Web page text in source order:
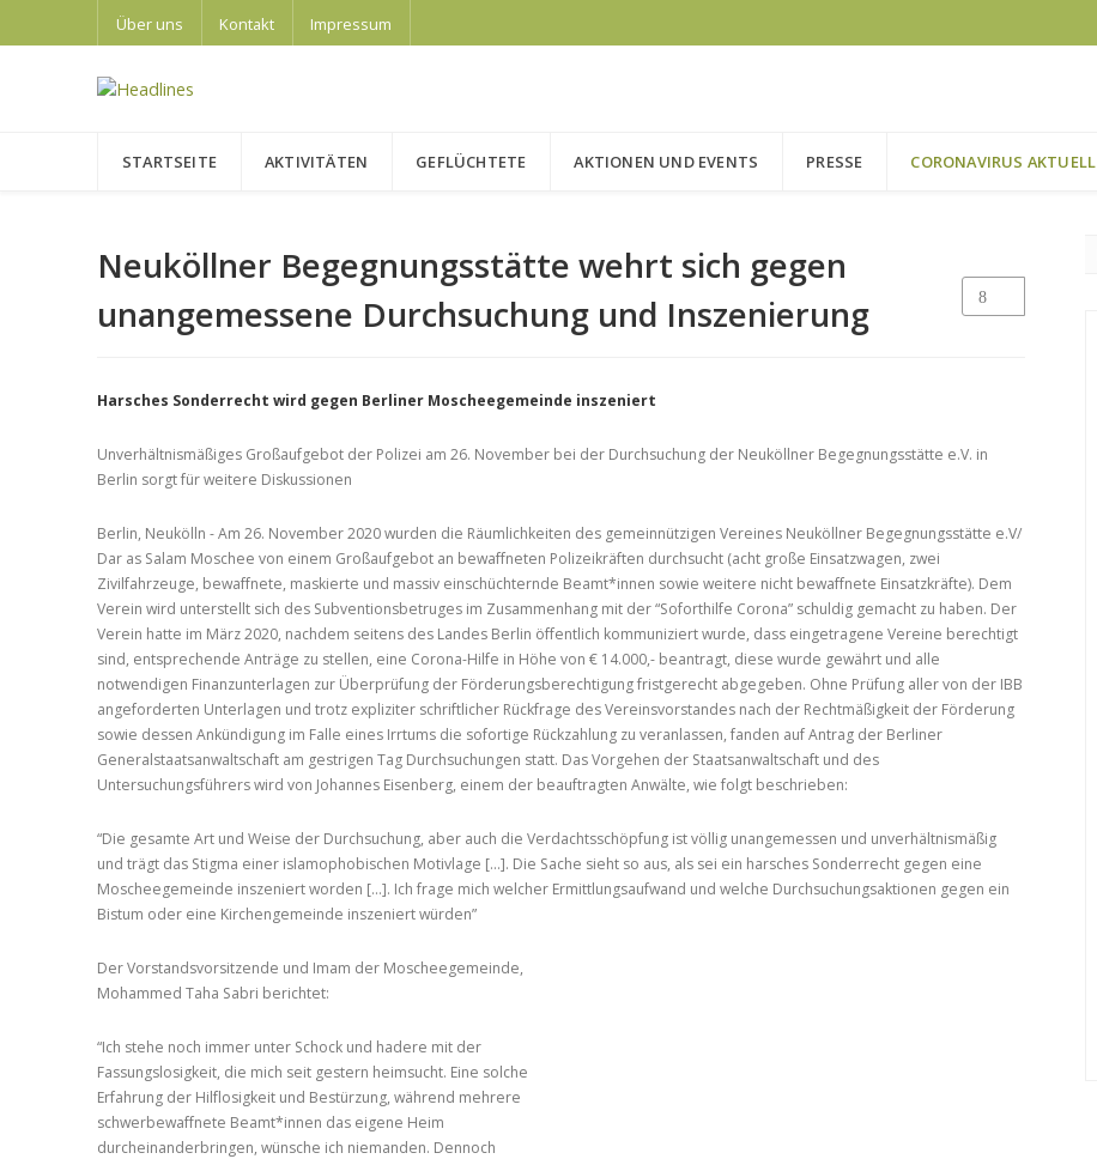
Über uns Kontakt Impressum
STARTSEITE AKTIVITÄTEN GEFLÜCHTETE AKTIONEN UND EVENTS PRESSE CORONAVIRUS AKTUELL
Neuköllner Begegnungsstätte wehrt sich gegen
unangemessene Durchsuchung und Inszenierung
Harsches Sonderrecht wird gegen Berliner Moscheegemeinde inszeniert
Unverhältnismäßiges Großaufgebot der Polizei am 26. November bei der Durchsuchung der Neuköllner Begegnungsstätte e.V. in
Berlin sorgt für weitere Diskussionen
Berlin, Neukölln - Am 26. November 2020 wurden die Räumlichkeiten des gemeinnützigen Vereines Neuköllner Begegnungsstätte e.V/
Dar as Salam Moschee von einem Großaufgebot an bewaffneten Polizeikräften durchsucht (acht große Einsatzwagen, zwei
Zivilfahrzeuge, bewaffnete, maskierte und massiv einschüchternde Beamt*innen sowie weitere nicht bewaffnete Einsatzkräfte). Dem
Verein wird unterstellt sich des Subventionsbetruges im Zusammenhang mit der “Soforthilfe Corona” schuldig gemacht zu haben. Der
Verein hatte im März 2020, nachdem seitens des Landes Berlin öffentlich kommuniziert wurde, dass eingetragene Vereine berechtigt
sind, entsprechende Anträge zu stellen, eine Corona-Hilfe in Höhe von € 14.000,- beantragt, diese wurde gewährt und alle
notwendigen Finanzunterlagen zur Überprüfung der Förderungsberechtigung fristgerecht abgegeben. Ohne Prüfung aller von der IBB
angeforderten Unterlagen und trotz expliziter schriftlicher Rückfrage des Vereinsvorstandes nach der Rechtmäßigkeit der Förderung
sowie dessen Ankündigung im Falle eines Irrtums die sofortige Rückzahlung zu veranlassen, fanden auf Antrag der Berliner
Generalstaatsanwaltschaft am gestrigen Tag Durchsuchungen statt. Das Vorgehen der Staatsanwaltschaft und des
Untersuchungsführers wird von Johannes Eisenberg, einem der beauftragten Anwälte, wie folgt beschrieben:
“Die gesamte Art und Weise der Durchsuchung, aber auch die Verdachtsschöpfung ist völlig unangemessen und unverhältnismäßig
und trägt das Stigma einer islamophobischen Motivlage [...]. Die Sache sieht so aus, als sei ein harsches Sonderrecht gegen eine
Moscheegemeinde inszeniert worden [...]. Ich frage mich welcher Ermittlungsaufwand und welche Durchsuchungsaktionen gegen ein
Bistum oder eine Kirchengemeinde inszeniert würden”
Der Vorstandsvorsitzende und Imam der Moscheegemeinde,
Mohammed Taha Sabri berichtet:
“Ich stehe noch immer unter Schock und hadere mit der
Fassungslosigkeit, die mich seit gestern heimsucht. Eine solche
Erfahrung der Hilflosigkeit und Bestürzung, während mehrere
schwerbewaffnete Beamt*innen das eigene Heim
durcheinanderbringen, wünsche ich niemanden. Dennoch